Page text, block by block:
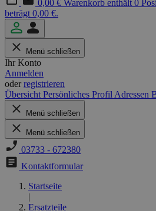
0,00 € Warenkorb enthält 0
beträgt 0,00 €.
Menü schließen
Ihr Konto
Anmelden
oderregistrieren
Übersicht Persönliches Profil Adressen
Menü schließen
Menü schließen
03733 - 672380
Kontaktformular
Startseite
|
Ersatzteile